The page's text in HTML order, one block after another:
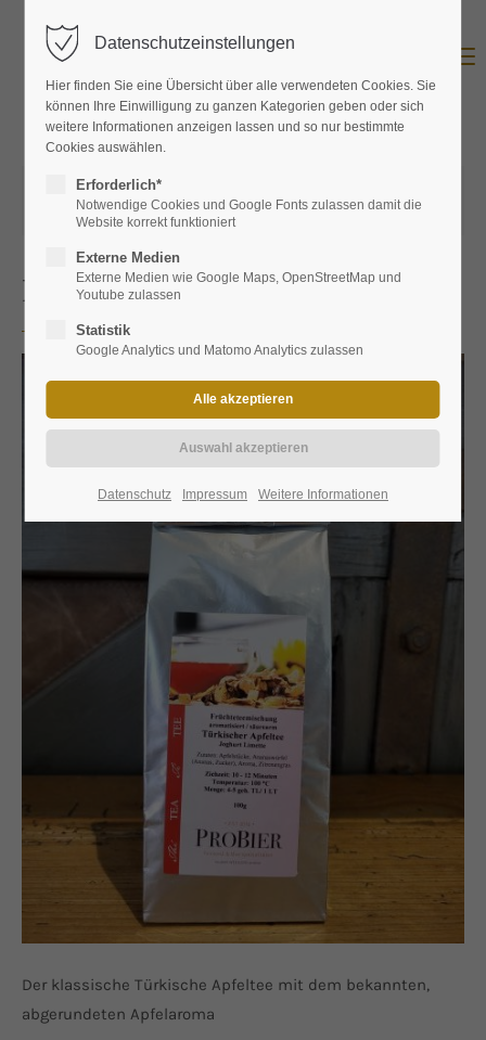
07.03.2025 17:05
(Kommentare: 0)
Früchtetee Türkischer Apfel
Der klassische Türkische Apfeltee mit dem bekannten,
abgerundeten Apfelaroma
Datenschutzeinstellungen
Hier finden Sie eine Übersicht über alle verwendeten Cookies. Sie
können Ihre Einwilligung zu ganzen Kategorien geben oder sich
weitere Informationen anzeigen lassen und so nur bestimmte
Cookies auswählen.
Erforderlich*
Notwendige Cookies und Google Fonts zulassen damit die
Website korrekt funktioniert
Externe Medien
Externe Medien wie Google Maps, OpenStreetMap und
Youtube zulassen
Statistik
Google Analytics und Matomo Analytics zulassen
Datenschutz Impressum Weitere Informationen